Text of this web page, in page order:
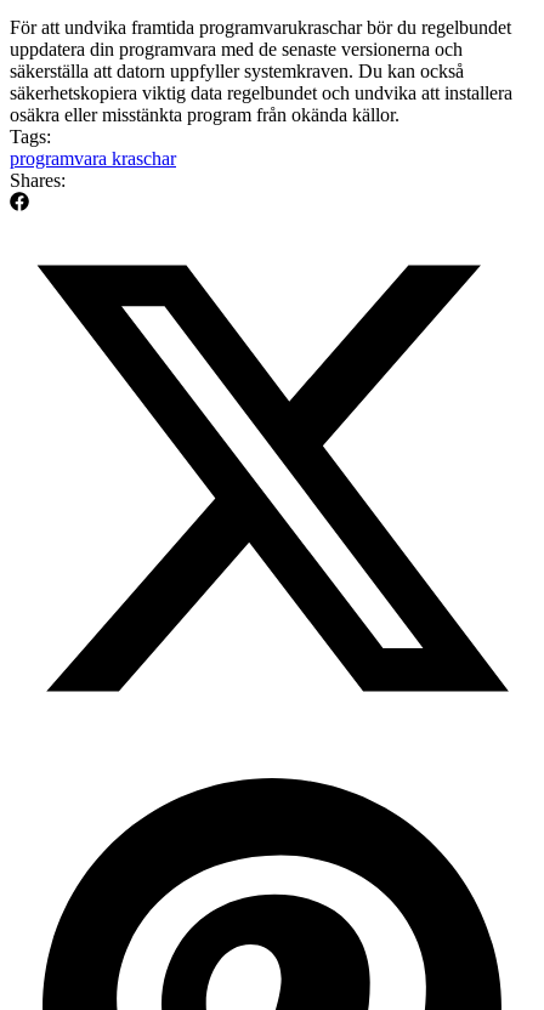
För att undvika framtida programvarukraschar bör du regelbundet
uppdatera din programvara med de senaste versionerna och
säkerställa att datorn uppfyller systemkraven. Du kan också
säkerhetskopiera viktig data regelbundet och undvika att installera
osäkra eller misstänkta program från okända källor.
Tags:
programvara kraschar
Shares: